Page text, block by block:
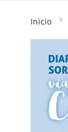
Inicio
galería